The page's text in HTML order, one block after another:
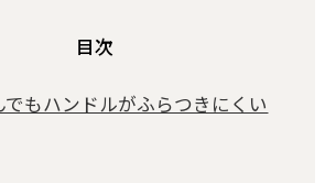
目次
もハンドルがふらつきにくい